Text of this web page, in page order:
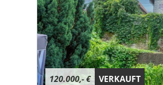
120.000,- € VERKAUFT